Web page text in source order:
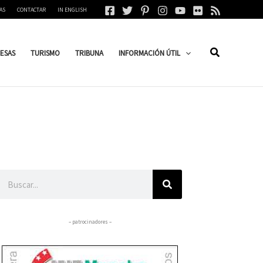
CONTACTAR IN ENGLISH
TURISMO TRIBUNA INFORMACIÓN ÚTIL
– patrocinadores –